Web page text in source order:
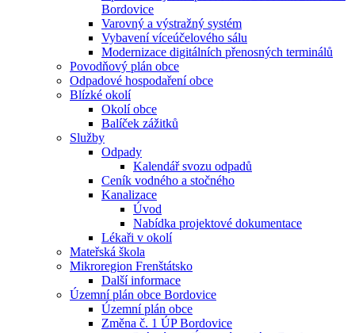
Bordovice
Varovný a výstražný systém
Vybavení víceúčelového sálu
Modernizace digitálních přenosných terminálů
Povodňový plán obce
Odpadové hospodaření obce
Blízké okolí
Okolí obce
Balíček zážitků
Služby
Odpady
Kalendář svozu odpadů
Ceník vodného a stočného
Kanalizace
Úvod
Nabídka projektové dokumentace
Lékaři v okolí
Mateřská škola
Mikroregion Frenštátsko
Další informace
Územní plán obce Bordovice
Územní plán obce
Změna č. 1 ÚP Bordovice